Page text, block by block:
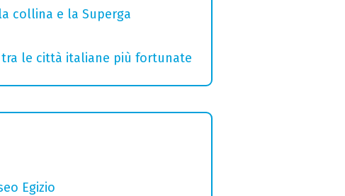
collina e la Superga
tra le città italiane più fortunate
Egizio